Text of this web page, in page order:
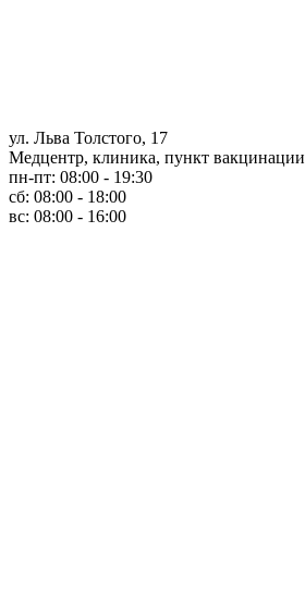
ул. Льва Толстого, 17
Медцентр, клиника, пункт вакцинации
пн-пт: 08:00 - 19:30
сб: 08:00 - 18:00
вс: 08:00 - 16:00